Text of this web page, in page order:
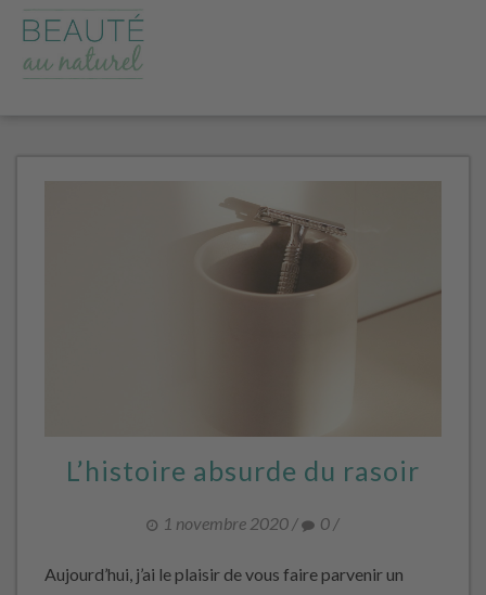
L’histoire absurde du rasoir
1 novembre 2020 / 0 /
Aujourd’hui, j’ai le plaisir de vous faire parvenir un